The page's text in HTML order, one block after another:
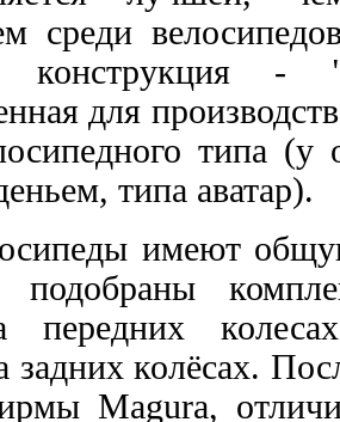
среди
конструкция -
для
типа (у
типа аватар).
имеют
подобраны
передних
задних колёсах.
Magura,